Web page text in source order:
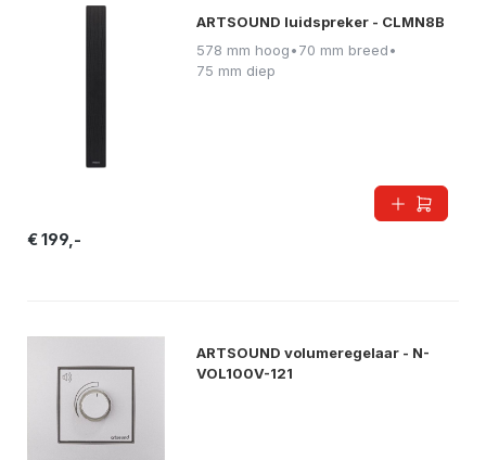
ARTSOUND luidspreker - CLMN8B
578 mm hoog•70 mm breed•
75 mm diep
€ 199,-
ARTSOUND volumeregelaar - N-
VOL100V-121